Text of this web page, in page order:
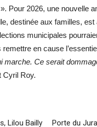
». Pour 2026, une nouvelle
destinée aux familles, est
municipales
en cause
marche. Ce serait
Roy.
Lilou Bailly
Porte du